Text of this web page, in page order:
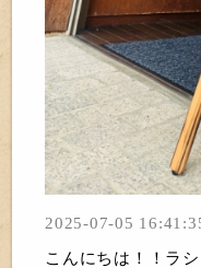
2025-07-05
こんにちは！！ラ